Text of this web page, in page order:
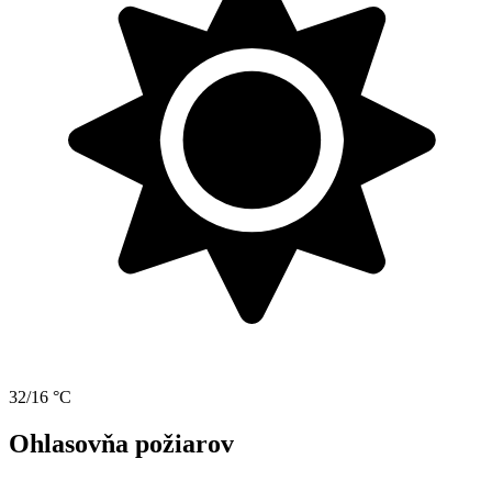
32/16 °C
Ohlasovňa požiarov